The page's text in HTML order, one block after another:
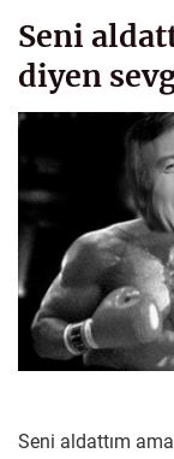
Seni
diyen
Seni aldattım